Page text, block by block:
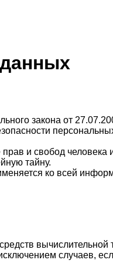
закона от
и свобод человека
тайну.
ко всей
вычислительной
случаев,